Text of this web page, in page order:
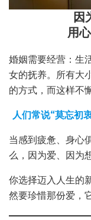
因
用
婚姻需要经营：生
女的抚养。所有大
的方式，而这样不
人们常说“莫忘初衷
当感到疲惫、身心
么，因为爱、因为
你选择迈入人生的
然要珍惜那份爱，